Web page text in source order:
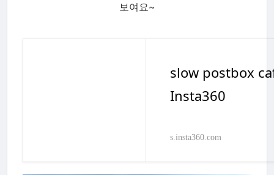
보여요~
slow postbox
Insta360
s.insta360.com